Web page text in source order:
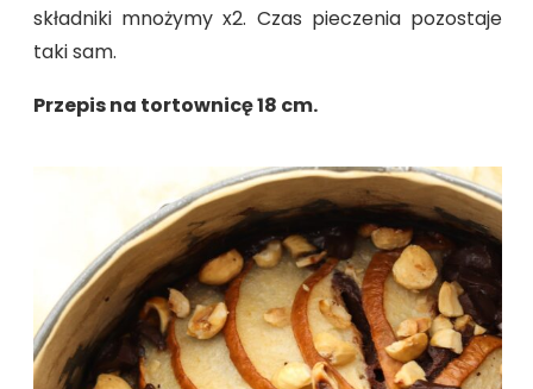
składniki mnożymy x2. Czas pieczenia pozostaje
taki sam.
Przepis na tortownicę 18 cm.